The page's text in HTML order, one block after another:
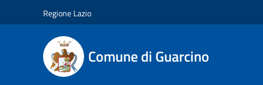
Regione Lazio
Comune di Guarcino